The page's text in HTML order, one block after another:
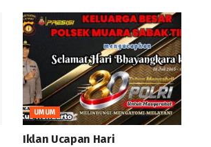
UMUM
Iklan Ucapan Hari